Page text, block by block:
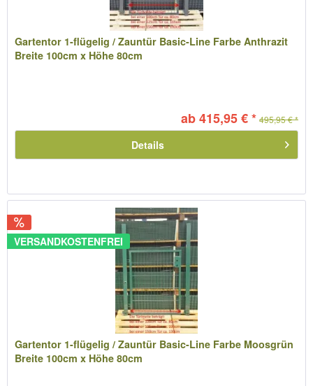
Gartentor 1-flügelig / Zauntür Basic-Line Farbe Anthrazit
Breite 100cm x Höhe 80cm
ab 415,95 € * 495,95 € *
Details
VERSANDKOSTENFREI
Gartentor 1-flügelig / Zauntür Basic-Line Farbe Moosgrün
Breite 100cm x Höhe 80cm